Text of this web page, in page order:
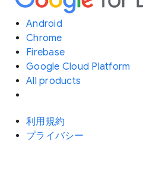
Android
Chrome
Firebase
Google Cloud Platform
All products
利用規約
プライバシー